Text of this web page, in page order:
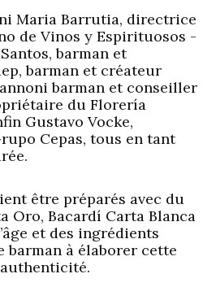
Maria Barrutia, directrice
de Vinos y Espirituosos -
barman et
barman et créateur
barman et conseiller
du Florería
Gustavo Vocke,
Cepas, tous en tant
être préparés avec du
Oro, Bacardí Carta Blanca
et des ingrédients
barman à élaborer cette